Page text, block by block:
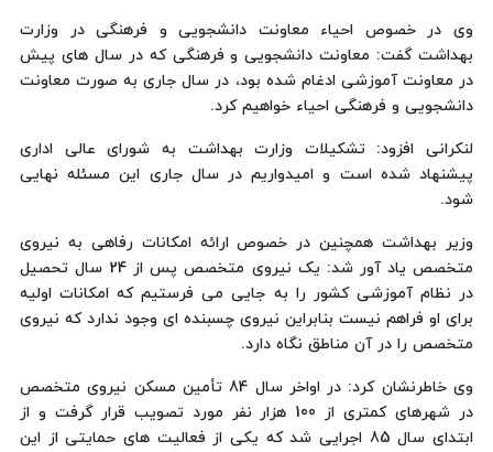
وی در خصوص احیاء معاونت دانشجویی و فرهنگی در وزارت
بهداشت گفت: معاونت دانشجویی و فرهنگی که در سال های پیش
در معاونت آموزشی ادغام شده بود، در سال جاری به صورت معاونت
دانشجویی و فرهنگی احیاء خواهیم کرد.
لنکرانی افزود: تشکیلات وزارت بهداشت به شورای عالی اداری
پیشنهاد شده است و امیدواریم در سال جاری این مسئله نهایی
شود.
وزیر بهداشت همچنین در خصوص ارائه امکانات رفاهی به نیروی
متخصص یاد آور شد: یک نیروی متخصص پس از 24 سال تحصیل
در نظام آموزشی کشور را به جایی می فرستیم که امکانات اولیه
برای او فراهم نیست بنابراین نیروی چسبنده ای وجود ندارد که نیروی
متخصص را در آن مناطق نگاه دارد.
وی خاطرنشان کرد: در اواخر سال 84 تأمین مسکن نیروی متخصص
در شهرهای کمتری از 100 هزار نفر مورد تصویب قرار گرفت و از
ابتدای سال 85 اجرایی شد که یکی از فعالیت های حمایتی از این